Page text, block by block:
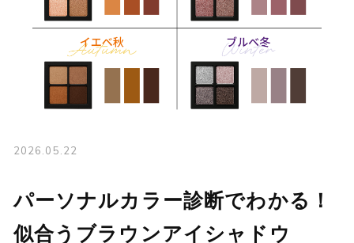
2026.05.22
パーソナルカラー診断でわかる！
似合うブラウンアイシャドウ